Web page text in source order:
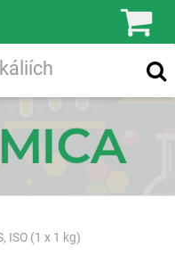
ISO (1 x 1 kg)